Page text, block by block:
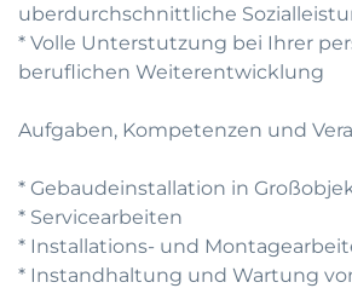
uberdurchschnittliche
* Volle Unterstutzung bei Ihrer
beruflichen Weiterentwicklung
Aufgaben, Kompetenzen und
* Gebaudeinstallation in
* Servicearbeiten
* Installations- und
* Instandhaltung und Wartung